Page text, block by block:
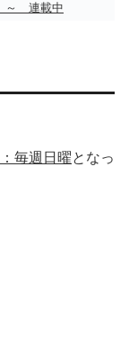
～ 連載中
毎週日曜となっ